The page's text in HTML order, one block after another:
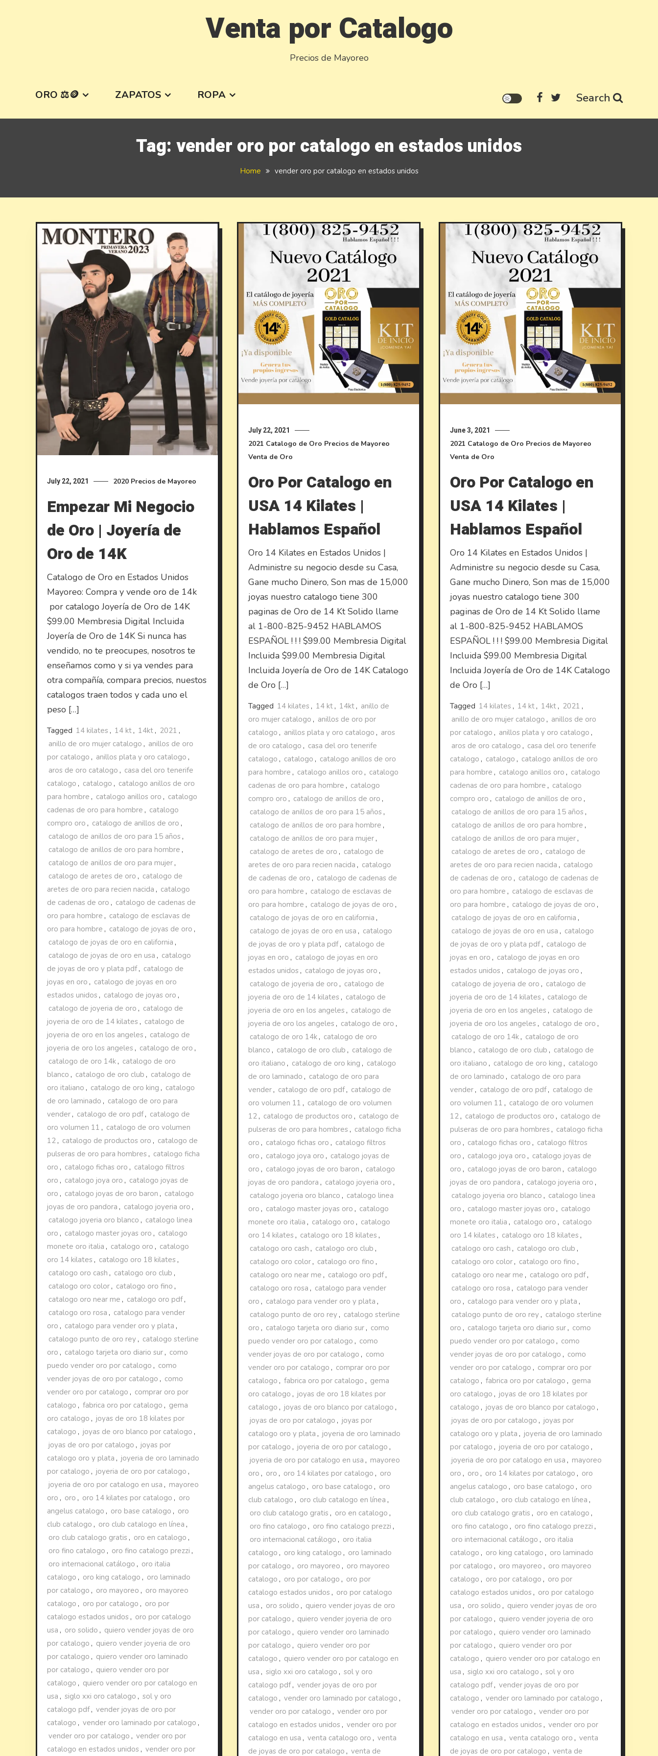
Venta por Catalogo
Precios de Mayoreo
ORO ⚖️🪙 ZAPATOS ROPA Search
Tag: vender oro por catalogo en estados unidos
Home vender oro por catalogo en estados unidos
July 22, 2021 2020 Precios de Mayoreo
Empezar Mi Negocio
de Oro | Joyería de
Oro de 14K
Catalogo de Oro en Estados Unidos ​
Mayoreo: Compra y vende oro de 14k
por catalogo Joyería de Oro de 14K
$99.00 Membresia Digital Incluida
Joyería de Oro de 14K Si nunca has
vendido, no te preocupes, nosotros te
enseñamos como y si ya vendes para
otra compañía, compara precios, nuestos
catalogos traen todos y cada uno el
peso […]
Tagged 14 kilates , 14 kt , 14kt , 2021 ,
anillo de oro mujer catalogo , anillos de oro
por catalogo , anillos plata y oro catalogo ,
aros de oro catalogo , casa del oro tenerife
catalogo , catalogo , catalogo anillos de oro
para hombre , catalogo anillos oro , catalogo
cadenas de oro para hombre , catalogo
compro oro , catalogo de anillos de oro ,
catalogo de anillos de oro para 15 años ,
catalogo de anillos de oro para hombre ,
catalogo de anillos de oro para mujer ,
catalogo de aretes de oro , catalogo de
aretes de oro para recien nacida , catalogo
de cadenas de oro , catalogo de cadenas de
oro para hombre , catalogo de esclavas de
oro para hombre , catalogo de joyas de oro ,
catalogo de joyas de oro en california ,
catalogo de joyas de oro en usa , catalogo
de joyas de oro y plata pdf, catalogo de
joyas en oro , catalogo de joyas en oro
estados unidos , catalogo de joyas oro ,
catalogo de joyeria de oro , catalogo de
joyeria de oro de 14 kilates , catalogo de
joyeria de oro en los angeles , catalogo de
joyeria de oro los angeles , catalogo de oro ,
catalogo de oro 14k , catalogo de oro
blanco , catalogo de oro club , catalogo de
oro italiano , catalogo de oro king , catalogo
de oro laminado , catalogo de oro para
vender , catalogo de oro pdf, catalogo de
oro volumen 11 , catalogo de oro volumen
12 , catalogo de productos oro , catalogo de
pulseras de oro para hombres , catalogo ficha
oro , catalogo fichas oro , catalogo filtros
oro , catalogo joya oro , catalogo joyas de
oro , catalogo joyas de oro baron , catalogo
joyas de oro pandora , catalogo joyeria oro ,
catalogo joyeria oro blanco , catalogo linea
oro , catalogo master joyas oro , catalogo
monete oro italia , catalogo oro , catalogo
oro 14 kilates , catalogo oro 18 kilates ,
catalogo oro cash , catalogo oro club ,
catalogo oro color , catalogo oro fino ,
catalogo oro near me , catalogo oro pdf,
catalogo oro rosa , catalogo para vender
oro , catalogo para vender oro y plata ,
catalogo punto de oro rey , catalogo sterline
oro , catalogo tarjeta oro diario sur , como
puedo vender oro por catalogo , como
vender joyas de oro por catalogo , como
vender oro por catalogo , comprar oro por
catalogo , fabrica oro por catalogo , gema
oro catalogo , joyas de oro 18 kilates por
catalogo , joyas de oro blanco por catalogo ,
joyas de oro por catalogo , joyas por
catalogo oro y plata , joyeria de oro laminado
por catalogo , joyeria de oro por catalogo ,
joyeria de oro por catalogo en usa , mayoreo
oro , oro , oro 14 kilates por catalogo , oro
angelus catalogo , oro base catalogo , oro
club catalogo , oro club catalogo en línea ,
oro club catalogo gratis , oro en catalogo ,
oro fino catalogo , oro fino catalogo prezzi ,
oro internacional catálogo , oro italia
catalogo , oro king catalogo , oro laminado
por catalogo , oro mayoreo , oro mayoreo
catalogo , oro por catalogo , oro por
catalogo estados unidos , oro por catalogo
usa , oro solido , quiero vender joyas de oro
por catalogo , quiero vender joyeria de oro
por catalogo , quiero vender oro laminado
por catalogo , quiero vender oro por
catalogo , quiero vender oro por catalogo en
usa , siglo xxi oro catalogo , sol y oro
catalogo pdf, vender joyas de oro por
catalogo , vender oro laminado por catalogo ,
vender oro por catalogo , vender oro por
catalogo en estados unidos , vender oro por
July 22, 2021
2021 Catalogo de Oro Precios de Mayoreo
Venta de Oro
Oro Por Catalogo en
USA 14 Kilates |
Hablamos Español
Oro 14 Kilates en Estados Unidos |
Administre su negocio desde su Casa,
Gane mucho Dinero, Son mas de 15,000
joyas nuestro catalogo tiene 300
paginas de Oro de 14 Kt Solido llame
al 1-800-825-9452 HABLAMOS
ESPAÑOL ! ! ! $99.00 Membresia Digital
Incluida $99.00 Membresia Digital
Incluida Joyería de Oro de 14K Catalogo
de Oro […]
Tagged 14 kilates , 14 kt , 14kt , anillo de
oro mujer catalogo , anillos de oro por
catalogo , anillos plata y oro catalogo , aros
de oro catalogo , casa del oro tenerife
catalogo , catalogo , catalogo anillos de oro
para hombre , catalogo anillos oro , catalogo
cadenas de oro para hombre , catalogo
compro oro , catalogo de anillos de oro ,
catalogo de anillos de oro para 15 años ,
catalogo de anillos de oro para hombre ,
catalogo de anillos de oro para mujer ,
catalogo de aretes de oro , catalogo de
aretes de oro para recien nacida , catalogo
de cadenas de oro , catalogo de cadenas de
oro para hombre , catalogo de esclavas de
oro para hombre , catalogo de joyas de oro ,
catalogo de joyas de oro en california ,
catalogo de joyas de oro en usa , catalogo
de joyas de oro y plata pdf, catalogo de
joyas en oro , catalogo de joyas en oro
estados unidos , catalogo de joyas oro ,
catalogo de joyeria de oro , catalogo de
joyeria de oro de 14 kilates , catalogo de
joyeria de oro en los angeles , catalogo de
joyeria de oro los angeles , catalogo de oro ,
catalogo de oro 14k , catalogo de oro
blanco , catalogo de oro club , catalogo de
oro italiano , catalogo de oro king , catalogo
de oro laminado , catalogo de oro para
vender , catalogo de oro pdf, catalogo de
oro volumen 11 , catalogo de oro volumen
12 , catalogo de productos oro , catalogo de
pulseras de oro para hombres , catalogo ficha
oro , catalogo fichas oro , catalogo filtros
oro , catalogo joya oro , catalogo joyas de
oro , catalogo joyas de oro baron , catalogo
joyas de oro pandora , catalogo joyeria oro ,
catalogo joyeria oro blanco , catalogo linea
oro , catalogo master joyas oro , catalogo
monete oro italia , catalogo oro , catalogo
oro 14 kilates , catalogo oro 18 kilates ,
catalogo oro cash , catalogo oro club ,
catalogo oro color , catalogo oro fino ,
catalogo oro near me , catalogo oro pdf,
catalogo oro rosa , catalogo para vender
oro , catalogo para vender oro y plata ,
catalogo punto de oro rey , catalogo sterline
oro , catalogo tarjeta oro diario sur , como
puedo vender oro por catalogo , como
vender joyas de oro por catalogo , como
vender oro por catalogo , comprar oro por
catalogo , fabrica oro por catalogo , gema
oro catalogo , joyas de oro 18 kilates por
catalogo , joyas de oro blanco por catalogo ,
joyas de oro por catalogo , joyas por
catalogo oro y plata , joyeria de oro laminado
por catalogo , joyeria de oro por catalogo ,
joyeria de oro por catalogo en usa , mayoreo
oro , oro , oro 14 kilates por catalogo , oro
angelus catalogo , oro base catalogo , oro
club catalogo , oro club catalogo en línea ,
oro club catalogo gratis , oro en catalogo ,
oro fino catalogo , oro fino catalogo prezzi ,
oro internacional catálogo , oro italia
catalogo , oro king catalogo , oro laminado
por catalogo , oro mayoreo , oro mayoreo
catalogo , oro por catalogo , oro por
catalogo estados unidos , oro por catalogo
usa , oro solido , quiero vender joyas de oro
por catalogo , quiero vender joyeria de oro
por catalogo , quiero vender oro laminado
por catalogo , quiero vender oro por
catalogo , quiero vender oro por catalogo en
usa , siglo xxi oro catalogo , sol y oro
catalogo pdf, vender joyas de oro por
catalogo , vender oro laminado por catalogo ,
vender oro por catalogo , vender oro por
catalogo en estados unidos , vender oro por
catalogo en usa , venta catalogo oro , venta
de joyas de oro por catalogo , venta de
June 3, 2021
2021 Catalogo de Oro Precios de Mayoreo
Venta de Oro
Oro Por Catalogo en
USA 14 Kilates |
Hablamos Español
Oro 14 Kilates en Estados Unidos |
Administre su negocio desde su Casa,
Gane mucho Dinero, Son mas de 15,000
joyas nuestro catalogo tiene 300
paginas de Oro de 14 Kt Solido llame
al 1-800-825-9452 HABLAMOS
ESPAÑOL ! ! ! $99.00 Membresia Digital
Incluida $99.00 Membresia Digital
Incluida Joyería de Oro de 14K Catalogo
de Oro […]
Tagged 14 kilates , 14 kt , 14kt , 2021 ,
anillo de oro mujer catalogo , anillos de oro
por catalogo , anillos plata y oro catalogo ,
aros de oro catalogo , casa del oro tenerife
catalogo , catalogo , catalogo anillos de oro
para hombre , catalogo anillos oro , catalogo
cadenas de oro para hombre , catalogo
compro oro , catalogo de anillos de oro ,
catalogo de anillos de oro para 15 años ,
catalogo de anillos de oro para hombre ,
catalogo de anillos de oro para mujer ,
catalogo de aretes de oro , catalogo de
aretes de oro para recien nacida , catalogo
de cadenas de oro , catalogo de cadenas de
oro para hombre , catalogo de esclavas de
oro para hombre , catalogo de joyas de oro ,
catalogo de joyas de oro en california ,
catalogo de joyas de oro en usa , catalogo
de joyas de oro y plata pdf, catalogo de
joyas en oro , catalogo de joyas en oro
estados unidos , catalogo de joyas oro ,
catalogo de joyeria de oro , catalogo de
joyeria de oro de 14 kilates , catalogo de
joyeria de oro en los angeles , catalogo de
joyeria de oro los angeles , catalogo de oro ,
catalogo de oro 14k , catalogo de oro
blanco , catalogo de oro club , catalogo de
oro italiano , catalogo de oro king , catalogo
de oro laminado , catalogo de oro para
vender , catalogo de oro pdf, catalogo de
oro volumen 11 , catalogo de oro volumen
12 , catalogo de productos oro , catalogo de
pulseras de oro para hombres , catalogo ficha
oro , catalogo fichas oro , catalogo filtros
oro , catalogo joya oro , catalogo joyas de
oro , catalogo joyas de oro baron , catalogo
joyas de oro pandora , catalogo joyeria oro ,
catalogo joyeria oro blanco , catalogo linea
oro , catalogo master joyas oro , catalogo
monete oro italia , catalogo oro , catalogo
oro 14 kilates , catalogo oro 18 kilates ,
catalogo oro cash , catalogo oro club ,
catalogo oro color , catalogo oro fino ,
catalogo oro near me , catalogo oro pdf,
catalogo oro rosa , catalogo para vender
oro , catalogo para vender oro y plata ,
catalogo punto de oro rey , catalogo sterline
oro , catalogo tarjeta oro diario sur , como
puedo vender oro por catalogo , como
vender joyas de oro por catalogo , como
vender oro por catalogo , comprar oro por
catalogo , fabrica oro por catalogo , gema
oro catalogo , joyas de oro 18 kilates por
catalogo , joyas de oro blanco por catalogo ,
joyas de oro por catalogo , joyas por
catalogo oro y plata , joyeria de oro laminado
por catalogo , joyeria de oro por catalogo ,
joyeria de oro por catalogo en usa , mayoreo
oro , oro , oro 14 kilates por catalogo , oro
angelus catalogo , oro base catalogo , oro
club catalogo , oro club catalogo en línea ,
oro club catalogo gratis , oro en catalogo ,
oro fino catalogo , oro fino catalogo prezzi ,
oro internacional catálogo , oro italia
catalogo , oro king catalogo , oro laminado
por catalogo , oro mayoreo , oro mayoreo
catalogo , oro por catalogo , oro por
catalogo estados unidos , oro por catalogo
usa , oro solido , quiero vender joyas de oro
por catalogo , quiero vender joyeria de oro
por catalogo , quiero vender oro laminado
por catalogo , quiero vender oro por
catalogo , quiero vender oro por catalogo en
usa , siglo xxi oro catalogo , sol y oro
catalogo pdf, vender joyas de oro por
catalogo , vender oro laminado por catalogo ,
vender oro por catalogo , vender oro por
catalogo en estados unidos , vender oro por
catalogo en usa , venta catalogo oro , venta
de joyas de oro por catalogo , venta de